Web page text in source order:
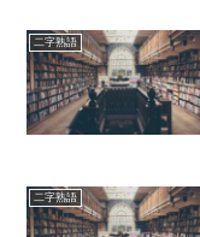
二字熟語
二字熟語